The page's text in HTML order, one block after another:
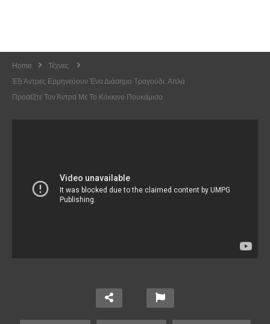
Home
Τέχνες
Έξι Άντρες Ερμηνεύουν Ένα Διάσημο Τραγούδι. Απλά
Προσέξτε Τον Άντρα Με Το Κόκκινο Πουκάμισο